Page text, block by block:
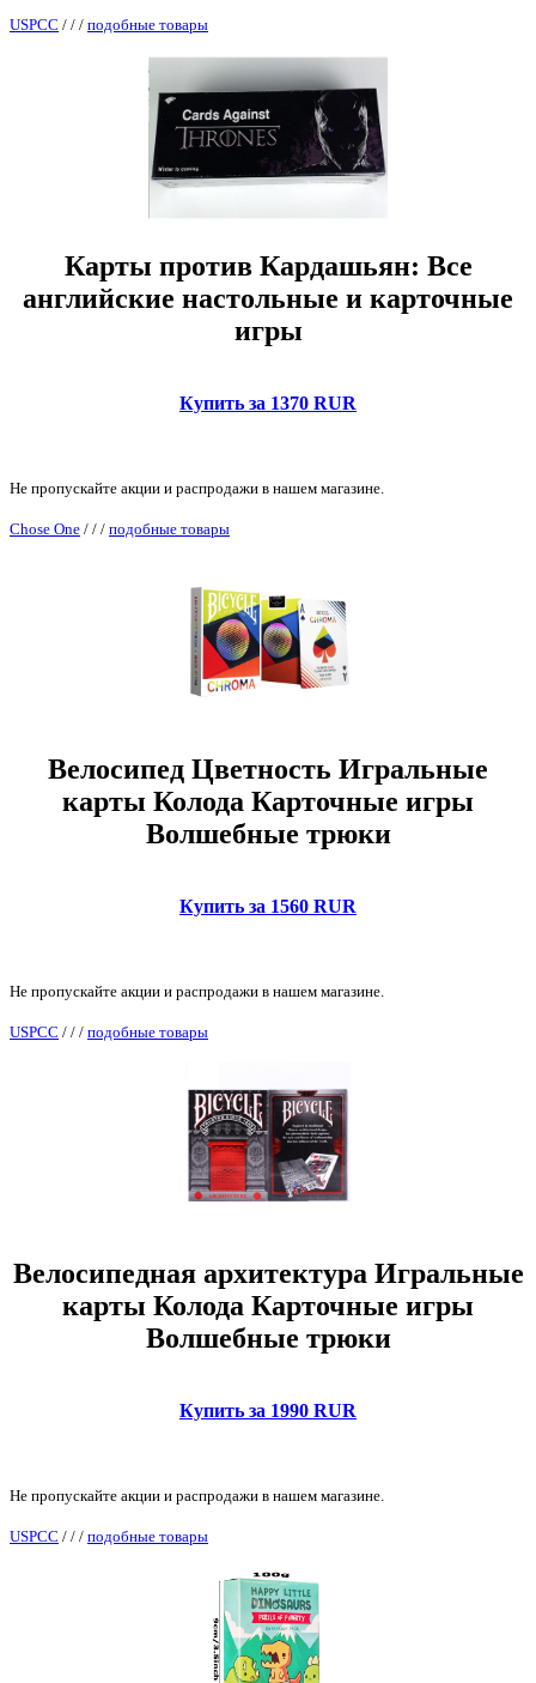
USPCC / / / подобные товары
Карты против Кардашьян: Все
английские настольные и карточные
игры
Купить за 1370 RUR
Не пропускайте акции и распродажи в нашем магазине.
Chose One / / / подобные товары
Велосипед Цветность Игральные
карты Колода Карточные игры
Волшебные трюки
Купить за 1560 RUR
Не пропускайте акции и распродажи в нашем магазине.
USPCC / / / подобные товары
Велосипедная архитектура Игральные
карты Колода Карточные игры
Волшебные трюки
Купить за 1990 RUR
Не пропускайте акции и распродажи в нашем магазине.
USPCC / / / подобные товары